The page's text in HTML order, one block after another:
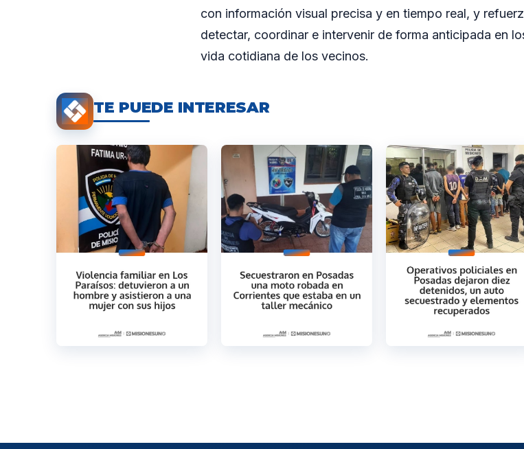
con información visual precisa y en tiempo real, y
detectar, coordinar e intervenir de forma anticipada en
vida cotidiana de los vecinos.
TE PUEDE INTERESAR